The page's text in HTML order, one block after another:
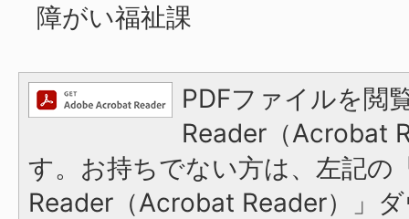
障がい福祉課
PDFファイルを閲
Reader（Acrobat
す。お持ちでない方は、左記の
Reader（Acrobat Reader）」